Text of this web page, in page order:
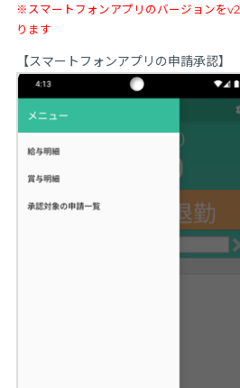
※スマートフォンアプリのバージョンを
ります
【スマートフォンアプリの申請承認】